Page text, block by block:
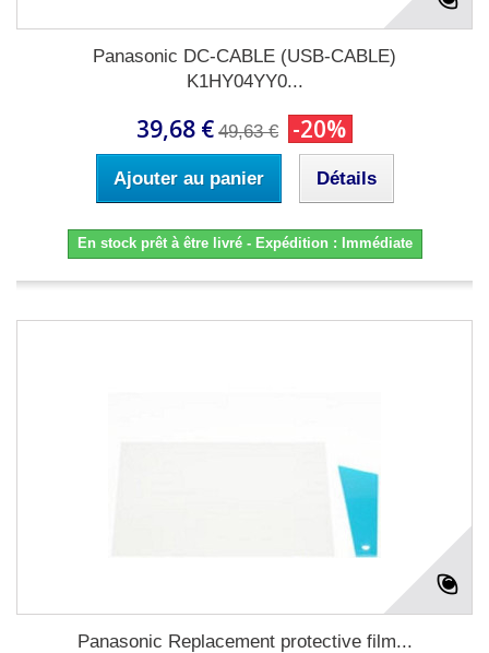
Panasonic DC-CABLE (USB-CABLE)
K1HY04YY0...
39,68 € 49,63 € -20%
Ajouter au panier Détails
En stock prêt à être livré - Expédition : Immédiate
Panasonic Replacement protective film...